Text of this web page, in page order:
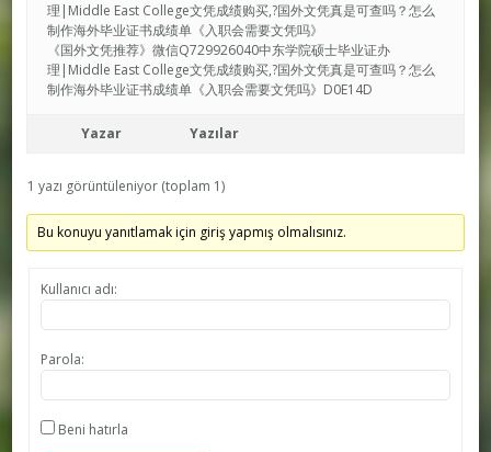
理|Middle East College文凭成绩购买,?国外文凭真是可查吗？怎么
制作海外毕业证书成绩单《入职会需要文凭吗》
《国外文凭推荐》微信Q729926040中东学院硕士毕业证办
理|Middle East College文凭成绩购买,?国外文凭真是可查吗？怎么
制作海外毕业证书成绩单《入职会需要文凭吗》D0E14D
Yazar Yazılar
1 yazı görüntüleniyor (toplam 1)
Bu konuyu yanıtlamak için giriş yapmış olmalısınız.
Kullanıcı adı:
Parola:
Beni hatırla